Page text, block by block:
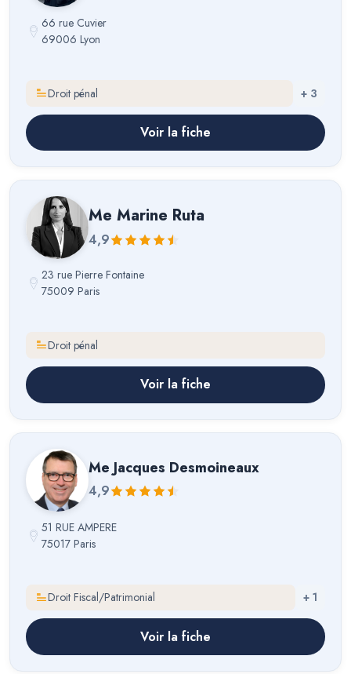
66 rue Cuvier
69006 Lyon
Droit pénal + 3
Voir la fiche
Me Marine Ruta
4,9
23 rue Pierre Fontaine
75009 Paris
Droit pénal
Voir la fiche
Me Jacques Desmoineaux
4,9
51 RUE AMPERE
75017 Paris
Droit Fiscal/Patrimonial + 1
Voir la fiche